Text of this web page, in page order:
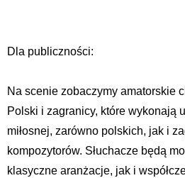
Dla publiczności:
Na scenie zobaczymy amatorskie
Polski i zagranicy, które wykonają
miłosnej, zarówno polskich, jak i
kompozytorów. Słuchacze będą
klasyczne aranżacje, jak i